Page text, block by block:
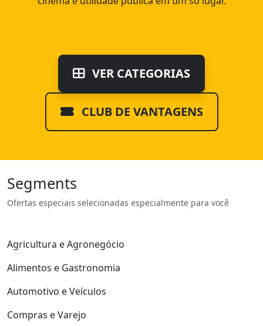
VER CATEGORIAS
CLUB DE VANTAGENS
Segments
Ofertas especiais selecionadas especialmente para você
Agricultura e Agronegócio
Alimentos e Gastronomia
Automotivo e Veículos
Compras e Varejo